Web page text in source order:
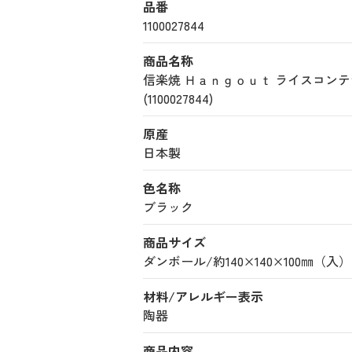
品番
1100027844
商品名称
信楽焼 Ｈａｎｇｏｕｔ ライスコン
(1100027844)
原産
日本製
色名称
ブラック
商品サイズ
ダンボール/約140×140×100㎜（入）
材料/アレルギー表示
陶器